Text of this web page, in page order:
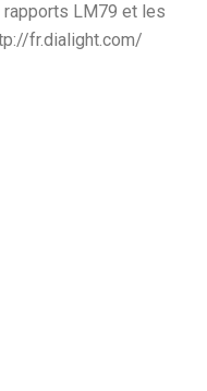
LM79 et les
fr.dialight.com/